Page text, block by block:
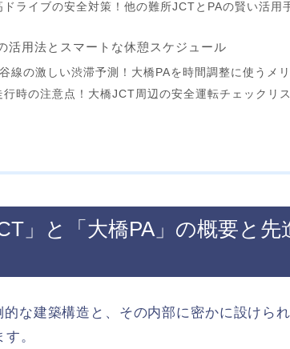
ドライブの安全対策！他の難所JCTとPAの賢い活用
活用法とスマートな休憩スケジュール
線の激しい渋滞予測！大橋PAを時間調整に使うメ
行時の注意点！大橋JCT周辺の安全運転チェックリ
」と「大橋PA」の概要と先
な建築構造と、その内部に密かに設けら
。